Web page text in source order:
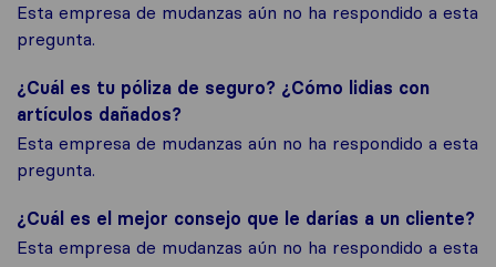
Esta empresa de mudanzas aún no ha respondido a esta
pregunta.
¿Cuál es tu póliza de seguro? ¿Cómo lidias con
artículos dañados?
Esta empresa de mudanzas aún no ha respondido a esta
pregunta.
¿Cuál es el mejor consejo que le darías a un cliente?
Esta empresa de mudanzas aún no ha respondido a esta